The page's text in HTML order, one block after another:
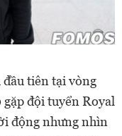
tiên tại vòng
đội tuyển Royal
động nhưng nhìn